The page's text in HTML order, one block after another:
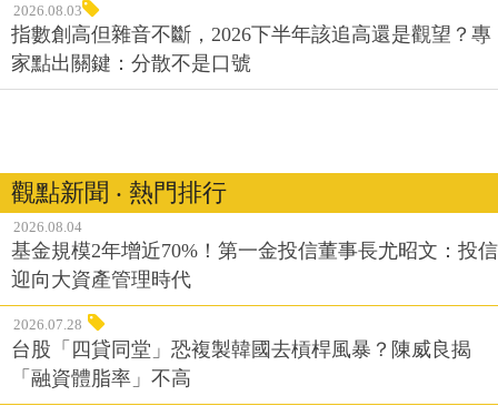
2026.08.03
指數創高但雜音不斷，2026下半年該追高還是觀望？專
家點出關鍵：分散不是口號
觀點新聞 ‧ 熱門排行
2026.08.04
基金規模2年增近70%！第一金投信董事長尤昭文：投信
迎向大資產管理時代
2026.07.28
台股「四貸同堂」恐複製韓國去槓桿風暴？陳威良揭
「融資體脂率」不高